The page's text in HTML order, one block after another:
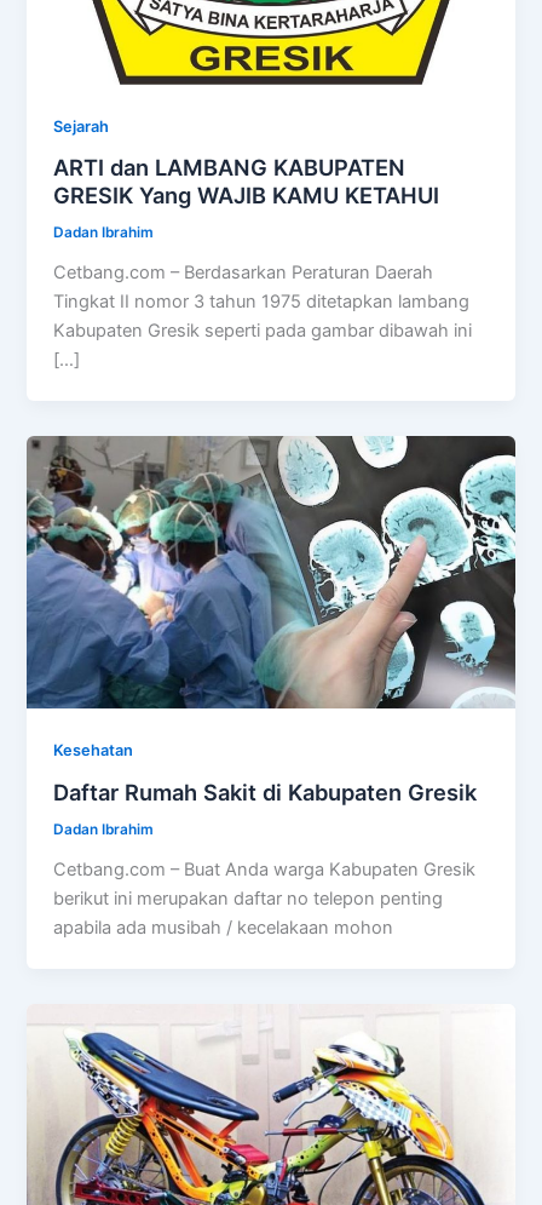
Sejarah
ARTI dan LAMBANG KABUPATEN
GRESIK Yang WAJIB KAMU KETAHUI
Dadan Ibrahim
Cetbang.com – Berdasarkan Peraturan Daerah
Tingkat II nomor 3 tahun 1975 ditetapkan lambang
Kabupaten Gresik seperti pada gambar dibawah ini
[…]
Kesehatan
Daftar Rumah Sakit di Kabupaten Gresik
Dadan Ibrahim
Cetbang.com – Buat Anda warga Kabupaten Gresik
berikut ini merupakan daftar no telepon penting
apabila ada musibah / kecelakaan mohon